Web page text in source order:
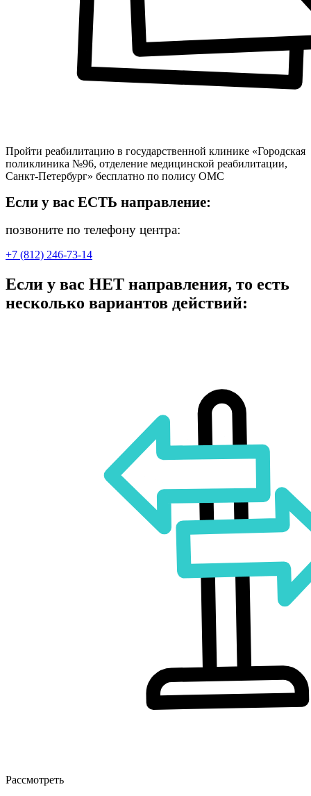
Пройти реабилитацию в государственной клинике «Городская
поликлиника №96, отделение медицинской реабилитации,
Санкт-Петербург» бесплатно по полису ОМС
Если у вас ЕСТЬ направление:
позвоните по телефону центра:
+7 (812) 246-73-14
Если у вас НЕТ направления, то есть
несколько вариантов действий:
Рассмотреть